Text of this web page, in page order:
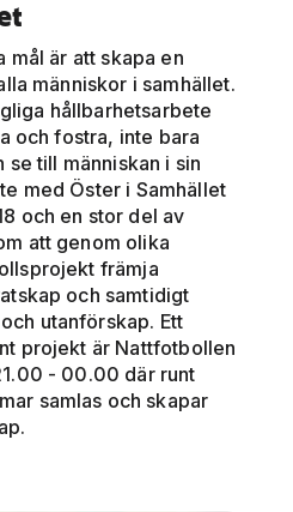
mål är att skapa en
människor i samhället.
hållbarhetsarbete
och fostra, inte bara
till människan i sin
med Öster i Samhället
och en stor del av
att genom olika
främja
och samtidigt
utanförskap. Ett
projekt är Nattfotbollen
- 00.00 där runt
samlas och skapar